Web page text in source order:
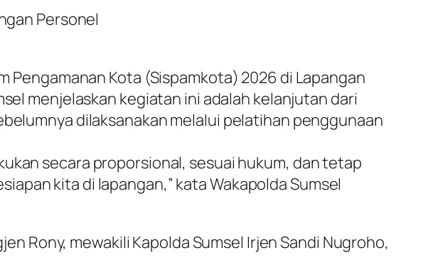
Personel
Pengamanan Kota (Sispamkota) 2026 di Lapangan
menjelaskan kegiatan ini adalah kelanjutan dari
dilaksanakan melalui pelatihan penggunaan
secara proporsional, sesuai hukum, dan tetap
kita di lapangan,” kata Wakapolda Sumsel
Rony, mewakili Kapolda Sumsel Irjen Sandi Nugroho,